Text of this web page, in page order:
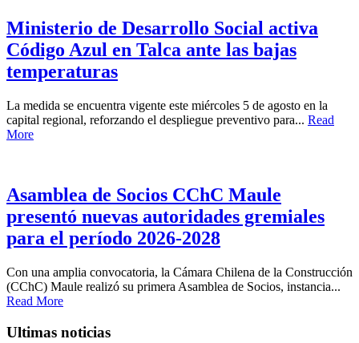
Ministerio de Desarrollo Social activa
Código Azul en Talca ante las bajas
temperaturas
La medida se encuentra vigente este miércoles 5 de agosto en la
capital regional, reforzando el despliegue preventivo para... Read
More
Asamblea de Socios CChC Maule
presentó nuevas autoridades gremiales
para el período 2026-2028
Con una amplia convocatoria, la Cámara Chilena de la Construcción
(CChC) Maule realizó su primera Asamblea de Socios, instancia...
Read More
Ultimas noticias